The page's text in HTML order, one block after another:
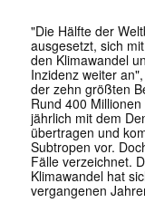
"Die Hälfte der
ausgesetzt, sich
den Klimawandel
Inzidenz weiter
der zehn größten
Rund 400
jährlich mit dem
übertragen und
Subtropen vor.
Fälle verzeichnet.
Klimawandel hat
vergangenen